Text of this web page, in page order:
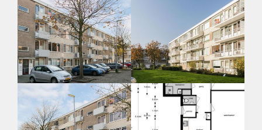
Huisdieren toegestaan: Afhankelijk van de Eigenaar
Huurtoeslag grens: Nee
Geschikt voor studenten: Afhankelijk van de Eigenaar